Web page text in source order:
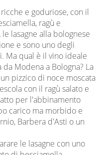
ricche e goduriose, con il
ragù e
lasagne alla bolognese
e sono uno degli
Ma qual è il vino ideale
Modena a Bologna? La
pizzico di noce moscata
con il ragù salato e
per l'abbinamento
carico ma morbido e
Barbera d'Asti o un
le lasagne con uno